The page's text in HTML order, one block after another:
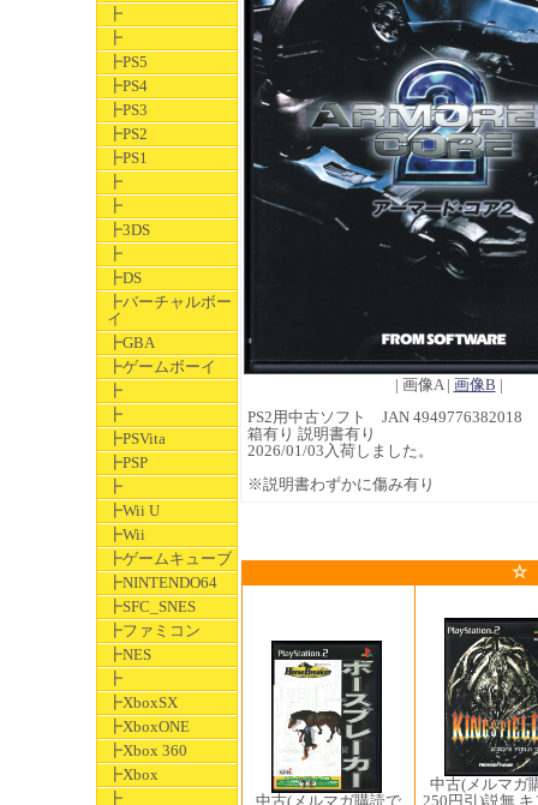
┣
┣
┣PS5
┣PS4
┣PS3
┣PS2
┣PS1
┣
┣
┣3DS
┣
┣DS
┣バーチャルボー
イ
┣GBA
┣ゲームボーイ
┣
┣
┣PSVita
┣PSP
┣
┣Wii U
┣Wii
┣ゲームキューブ
┣NINTENDO64
┣SFC_SNES
┣ファミコン
┣NES
┣
┣XboxSX
┣XboxONE
┣Xbox 360
┣Xbox
┣
| 画像A | 画像B |
PS2用中古ソフト JAN 4949776382018
箱有り 説明書有り
2026/01/03入荷しました。
※説明書わずかに傷み有り
☆
中古(メルマガ購読で
中古(メルマガ
250円引)説無